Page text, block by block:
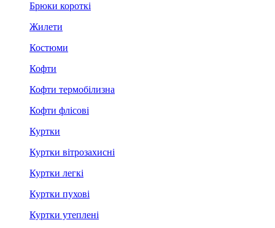
Брюки короткі
Жилети
Костюми
Кофти
Кофти термобілизна
Кофти флісові
Куртки
Куртки вітрозахисні
Куртки легкі
Куртки пухові
Куртки утеплені